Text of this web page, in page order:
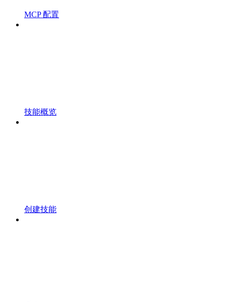
MCP 配置
技能概览
创建技能